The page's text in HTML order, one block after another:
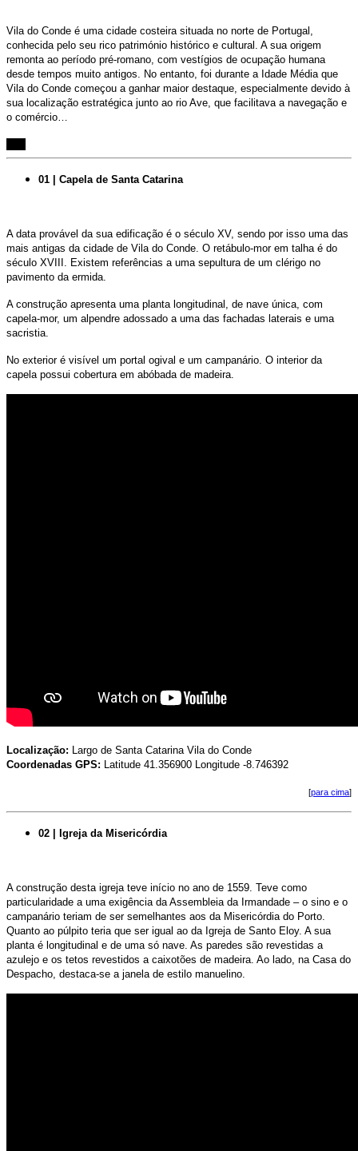
Vila do Conde é uma cidade costeira situada no norte de Portugal,
conhecida pelo seu rico património histórico e cultural. A sua origem
remonta ao período pré-romano, com vestígios de ocupação humana
desde tempos muito antigos. No entanto, foi durante a Idade Média que
Vila do Conde começou a ganhar maior destaque, especialmente devido à
sua localização estratégica junto ao rio Ave, que facilitava a navegação e
o comércio…
01 | Capelade Santa Catarina
A data provável da sua edificação é o século XV, sendo por isso uma das
mais antigas da cidade de Vila do Conde. O retábulo-mor em talha é do
século XVIII. Existem referências a uma sepultura de um clérigo no
pavimento da ermida.
A construção apresenta uma planta longitudinal, de nave única, com
capela-mor, um alpendre adossado a uma das fachadas laterais e uma
sacristia.
No exterior é visível um portal ogival e um campanário. O interior da
capela possui cobertura em abóbada de madeira.
Localização: Largo de Santa Catarina Vila do Conde
Coordenadas GPS: Latitude 41.356900 Longitude -8.746392
[para cima]
02 | Igreja da Misericórdia
A construção desta igreja teve início no ano de 1559. Teve como
particularidade a uma exigência da Assembleia da Irmandade – o sino e o
campanário teriam de ser semelhantes aos da Misericórdia do Porto.
Quanto ao púlpito teria que ser igual ao da Igreja de Santo Eloy. A sua
planta é longitudinal e de uma só nave. As paredes são revestidas a
azulejo e os tetos revestidos a caixotões de madeira. Ao lado, na Casa do
Despacho, destaca-se a janela de estilo manuelino.